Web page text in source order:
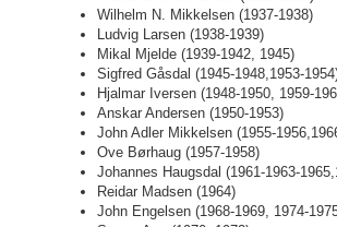
Wilhelm N. Mikkelsen (1937-1938)
Ludvig Larsen (1938-1939)
Mikal Mjelde (1939-1942, 1945)
Sigfred Gåsdal (1945-1948,1953-
Hjalmar Iversen (1948-1950, 1959-
Anskar Andersen (1950-1953)
John Adler Mikkelsen (1955-
Ove Børhaug (1957-1958)
Johannes Haugsdal (1961-1963-
Reidar Madsen (1964)
John Engelsen (1968-1969, 1974-